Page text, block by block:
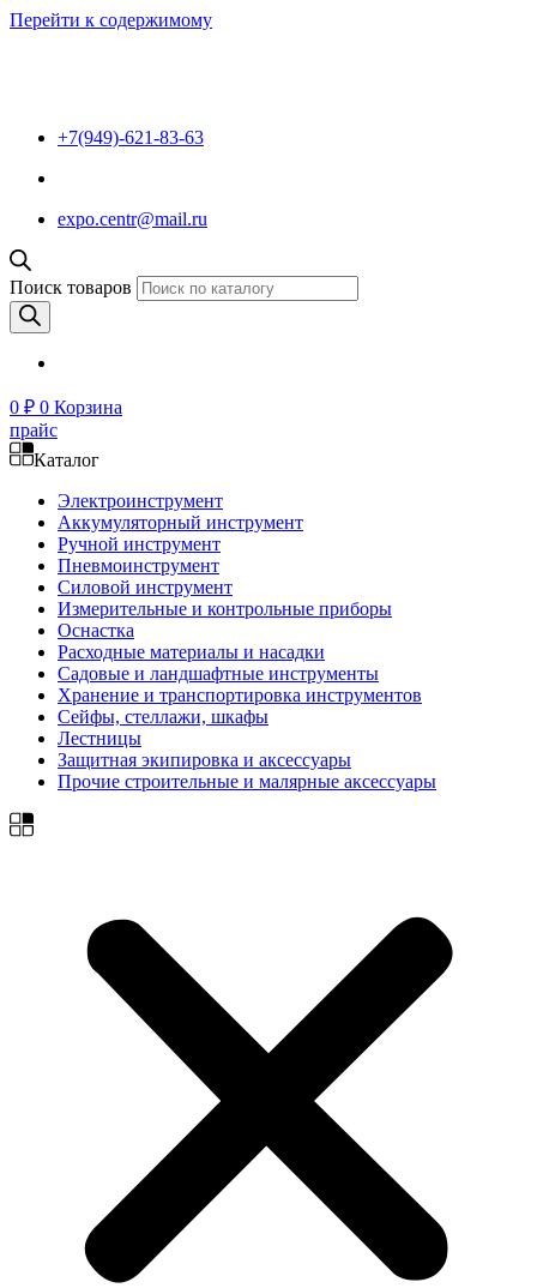
Перейти к содержимому
+7(949)-621-83-63
expo.centr@mail.ru
Поиск товаров
0 ₽ 0 Корзина
прайс
Каталог
Электроинструмент
Аккумуляторный инструмент
Ручной инструмент
Пневмоинструмент
Силовой инструмент
Измерительные и контрольные приборы
Оснастка
Расходные материалы и насадки
Садовые и ландшафтные инструменты
Хранение и транспортировка инструментов
Сейфы, стеллажи, шкафы
Лестницы
Защитная экипировка и аксессуары
Прочие строительные и малярные аксессуары